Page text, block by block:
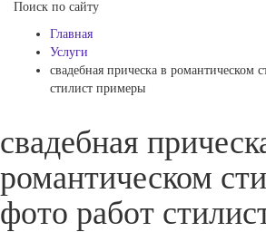
Поиск по сайту
Главная
Услуги
свадебная прическа в романтическом
стилист примеры
свадебная
романтическом
фото работ